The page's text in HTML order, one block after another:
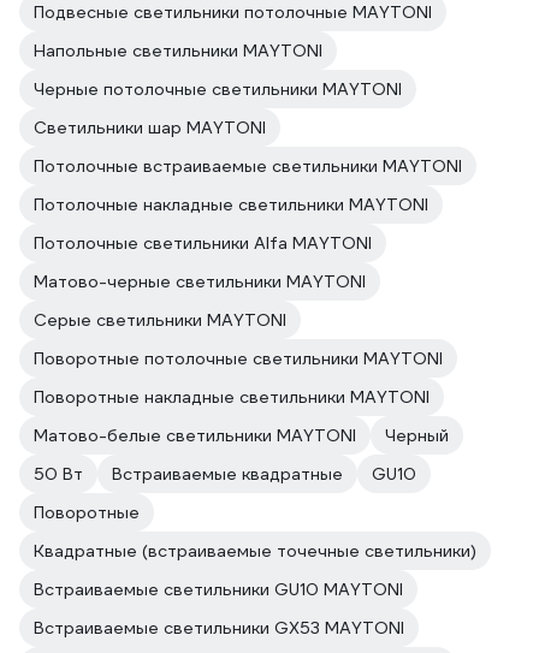
Подвесные светильники потолочные MAYTONI
Напольные светильники MAYTONI
Черные потолочные светильники MAYTONI
Светильники шар MAYTONI
Потолочные встраиваемые светильники MAYTONI
Потолочные накладные светильники MAYTONI
Потолочные светильники Alfa MAYTONI
Матово-черные светильники MAYTONI
Серые светильники MAYTONI
Поворотные потолочные светильники MAYTONI
Поворотные накладные светильники MAYTONI
Матово-белые светильники MAYTONI
Черный
50 Вт
Встраиваемые квадратные
GU10
Поворотные
Квадратные (встраиваемые точечные светильники)
Встраиваемые светильники GU10 MAYTONI
Встраиваемые светильники GX53 MAYTONI